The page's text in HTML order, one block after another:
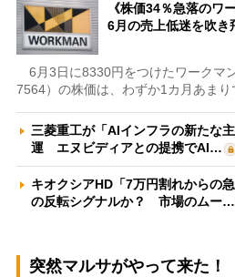
《株価34％急落のワ
6月の売上低迷を吹
6月3日に8330円をつけたワークマ
7564）の株価は、わずか1カ月あまり
三菱重工が「AIインフラの新たな
運 エヌビディアとの提携でAI…
キオクシアHD「7万円割れからの
の反転シグナルか？ 市場のムー…
突然マルサがやって来た！